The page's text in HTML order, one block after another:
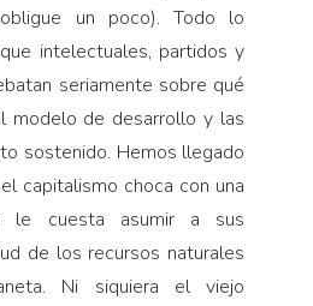
un poco). Todo lo
intelectuales, partidos y
seriamente sobre qué
modelo de desarrollo y las
sostenido. Hemos llegado
capitalismo choca con una
le cuesta asumir a sus
de los recursos naturales
Ni siquiera el viejo